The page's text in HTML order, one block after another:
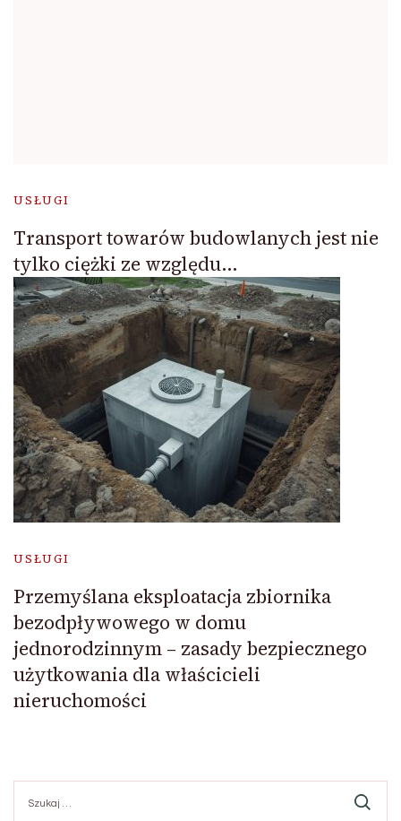
USŁUGI
Transport towarów budowlanych jest nie
tylko ciężki ze względu…
USŁUGI
Przemyślana eksploatacja zbiornika
bezodpływowego w domu
jednorodzinnym – zasady bezpiecznego
użytkowania dla właścicieli
nieruchomości